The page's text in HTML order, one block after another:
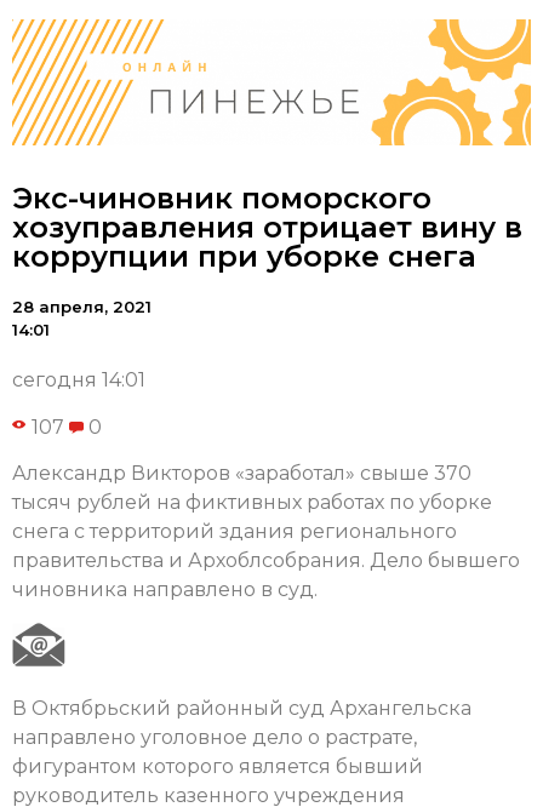
Экс-чиновник поморского
хозуправления отрицает вину в
коррупции при уборке снега
28 апреля, 2021
14:01
сегодня 14:01
107 0
Александр Викторов «заработал» свыше 370
тысяч рублей на фиктивных работах по уборке
снега с территорий здания регионального
правительства и Архоблсобрания. Дело бывшего
чиновника направлено в суд.
В Октябрьский районный суд Архангельска
направлено уголовное дело о растрате,
фигурантом которого является бывший
руководитель казенного учреждения